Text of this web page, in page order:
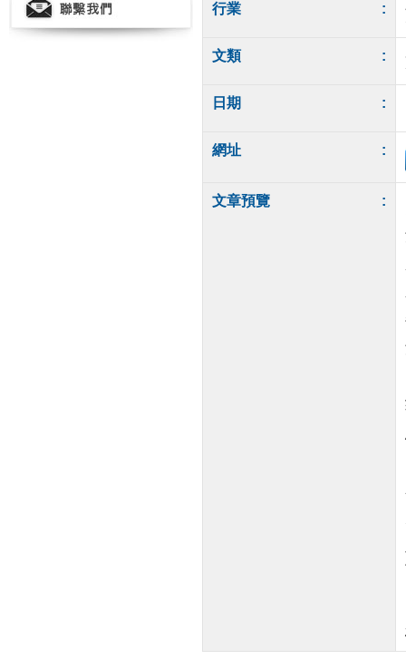
行業 :
文類 :
日期 :
網址 :
文章預覽 :